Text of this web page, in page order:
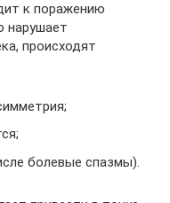
к поражению
нарушает
происходят
болевые спазмы).